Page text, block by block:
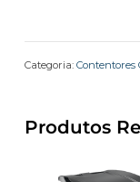
Categoria: Contentores
Produtos